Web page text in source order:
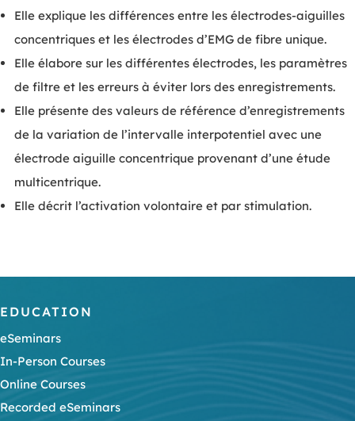
Elle explique les différences entre les électrodes-aiguilles
concentriques et les électrodes d’EMG de fibre unique.
Elle élabore sur les différentes électrodes, les paramètres
de filtre et les erreurs à éviter lors des enregistrements.
Elle présente des valeurs de référence d’enregistrements
de la variation de l’intervalle interpotentiel avec une
électrode aiguille concentrique provenant d’une étude
multicentrique.
Elle décrit l’activation volontaire et par stimulation.
EDUCATION
eSeminars
In-Person Courses
Online Courses
Recorded eSeminars